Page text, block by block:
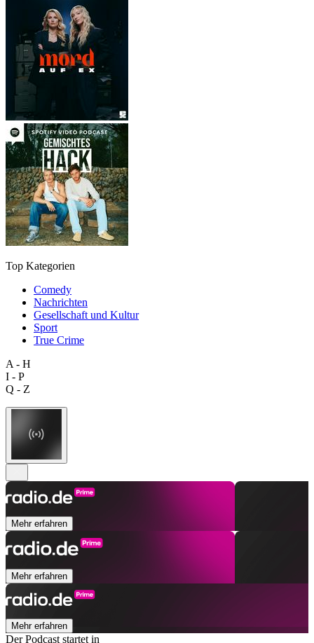
Top Kategorien
Comedy
Nachrichten
Gesellschaft und Kultur
Sport
True Crime
A - H
I - P
Q - Z
Mehr erfahren
Mehr erfahren
Mehr erfahren
Der Podcast startet in